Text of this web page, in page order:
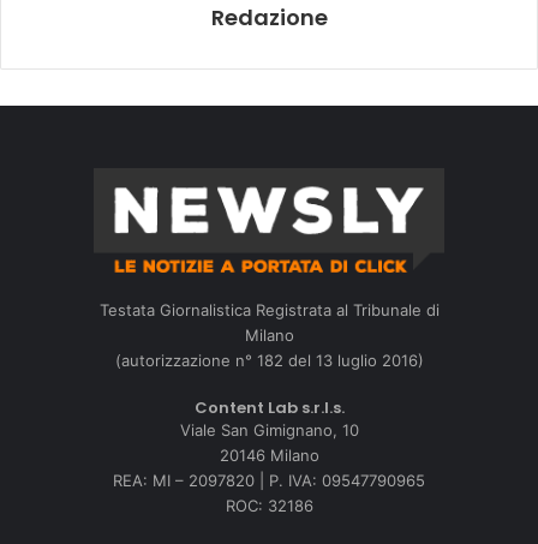
Redazione
Testata Giornalistica Registrata al Tribunale di
Milano
(autorizzazione n° 182 del 13 luglio 2016)
Content Lab s.r.l.s.
Viale San Gimignano, 10
20146 Milano
REA: MI – 2097820 | P. IVA: 09547790965
ROC: 32186